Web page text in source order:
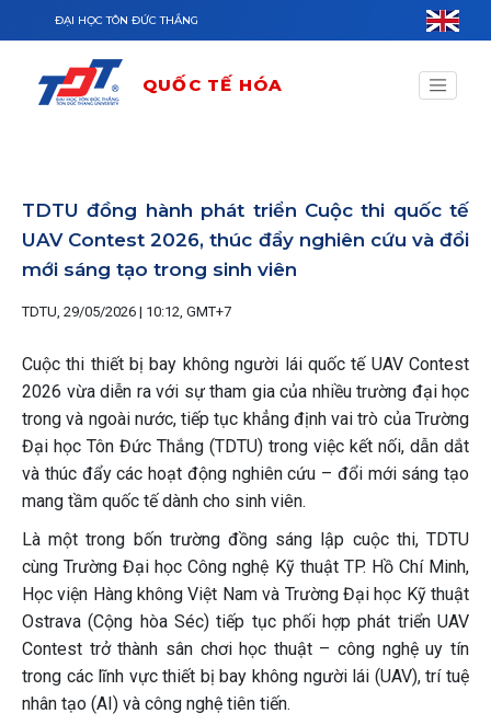
Nhảy đến nội dung
ĐẠI HỌC TÔN ĐỨC THẮNG
QUỐC TẾ HÓA
TDTU đồng hành phát triển Cuộc thi quốc tế
UAV Contest 2026, thúc đẩy nghiên cứu và đổi
mới sáng tạo trong sinh viên
TDTU, 29/05/2026 | 10:12, GMT+7
Cuộc thi thiết bị bay không người lái quốc tế UAV Contest
2026 vừa diễn ra với sự tham gia của nhiều trường đại học
trong và ngoài nước, tiếp tục khẳng định vai trò của Trường
Đại học Tôn Đức Thắng (TDTU) trong việc kết nối, dẫn dắt
và thúc đẩy các hoạt động nghiên cứu – đổi mới sáng tạo
mang tầm quốc tế dành cho sinh viên.
Là một trong bốn trường đồng sáng lập cuộc thi, TDTU
cùng Trường Đại học Công nghệ Kỹ thuật TP. Hồ Chí Minh,
Học viện Hàng không Việt Nam và Trường Đại học Kỹ thuật
Ostrava (Cộng hòa Séc) tiếp tục phối hợp phát triển UAV
Contest trở thành sân chơi học thuật – công nghệ uy tín
trong các lĩnh vực thiết bị bay không người lái (UAV), trí tuệ
nhân tạo (AI) và công nghệ tiên tiến.